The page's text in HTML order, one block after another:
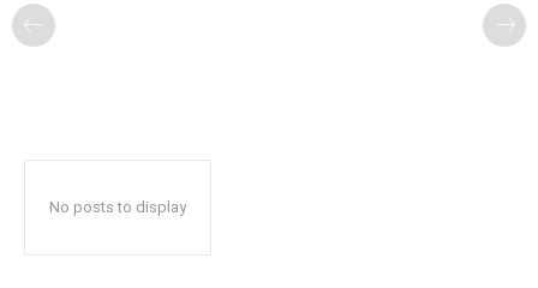
No posts to display